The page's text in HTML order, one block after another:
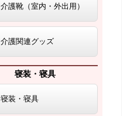
介護靴（室内・外出用）
介護関連グッズ
寝装・寝具
寝装・寝具